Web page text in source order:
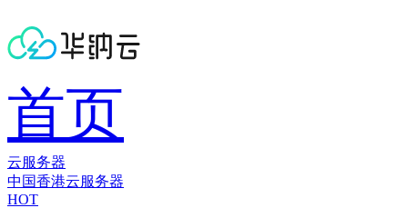
首页
云服务器
中国香港云服务器
HOT